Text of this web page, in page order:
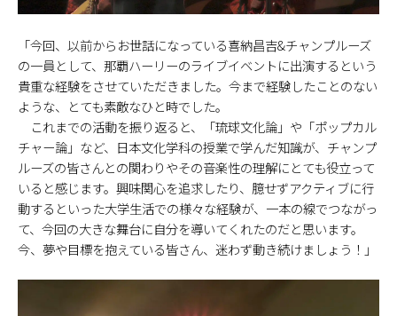
「今回、以前からお世話になっている喜納昌吉&チャンプルーズ
の一員として、那覇ハーリーのライブイベントに出演するという
貴重な経験をさせていただきました。今まで経験したことのない
ような、とても素敵なひと時でした。
これまでの活動を振り返ると、「琉球文化論」や「ポップカル
チャー論」など、日本文化学科の授業で学んだ知識が、チャンプ
ルーズの皆さんとの関わりやその音楽性の理解にとても役立って
いると感じます。興味関心を追求したり、臆せずアクティブに行
動するといった大学生活での様々な経験が、一本の線でつながっ
て、今回の大きな舞台に自分を導いてくれたのだと思います。
今、夢や目標を抱えている皆さん、迷わず動き続けましょう！」